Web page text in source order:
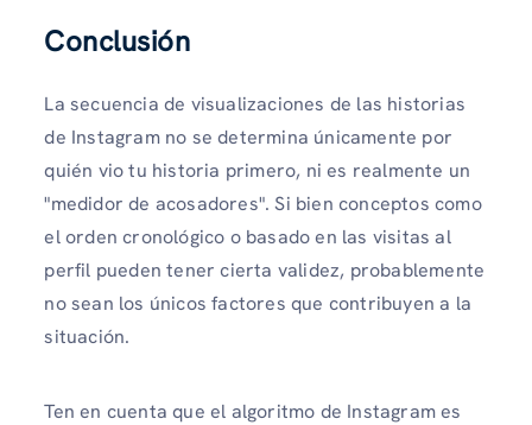
Conclusión
La secuencia de visualizaciones de las historias
de Instagram no se determina únicamente por
quién vio tu historia primero, ni es realmente un
"medidor de acosadores". Si bien conceptos como
el orden cronológico o basado en las visitas al
perfil pueden tener cierta validez, probablemente
no sean los únicos factores que contribuyen a la
situación.
Ten en cuenta que el algoritmo de Instagram es